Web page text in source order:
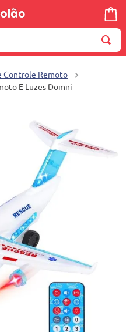
Controle Remoto
E Luzes Domni
1º
wella
máquina costura
cosmetico
carrinho reversível
7º
truss
mesa dobrável notebook
9º
berço
10º quadriciclo